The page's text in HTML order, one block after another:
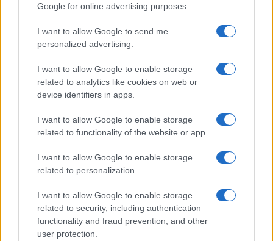
Google for online advertising purposes.
I want to allow Google to send me
personalized advertising.
I want to allow Google to enable storage
related to analytics like cookies on web or
device identifiers in apps.
I want to allow Google to enable storage
related to functionality of the website or app.
I want to allow Google to enable storage
related to personalization.
I want to allow Google to enable storage
related to security, including authentication
functionality and fraud prevention, and other
user protection.
«Το κόστος απασχόλησης των επισκεπτών καθηγητών
τον προϋπολογισμό έργων ή προγραμμάτων του Ε.Λ.Κ.Ε.,
τα οποία χρηματοδοτούνται από ιδιωτικούς, ίδιους,
ευρωπαϊκούς ή διεθνείς πόρους, καθώς και τον
προϋπολογισμό συγχρη ματοδοτού μενων
προγραμμάτων και ευρωπαϊκών και διεθνών
ερευνητών. Το ύψος των αποδοχών των επισκεπτών
καθηγητών και ερευνητών θα καθορίζεται ελεύθερα από
τη Συνέλευση του τμήματος, εψόσον αυτό βαρύνει έργα
τα οποία χρηματοδοτούνται από ιδιωτικούς, ίδιους,
ευρωπαϊκούς ή διεθνείς πόρους. Σε περίπτωση
συγχρηματοδοτούμενων έργων, το ύψοςτων αποδοχών